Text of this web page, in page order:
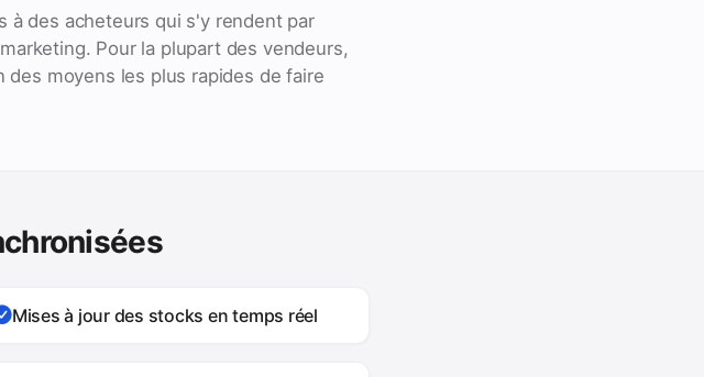
à des acheteurs qui s'y rendent par
Pour la plupart des vendeurs,
moyens les plus rapides de faire
Mises à jour des stocks en temps réel